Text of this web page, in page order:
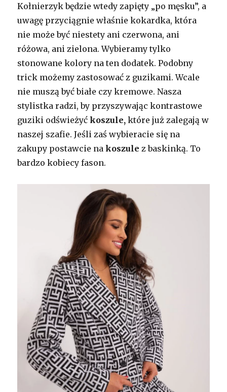
Kołnierzyk będzie wtedy zapięty „po męsku”, a
uwagę przyciągnie właśnie kokardka, która
nie może być niestety ani czerwona, ani
różowa, ani zielona. Wybieramy tylko
stonowane kolory na ten dodatek. Podobny
trick możemy zastosować z guzikami. Wcale
nie muszą być białe czy kremowe. Nasza
stylistka radzi, by przyszywając kontrastowe
guziki odświeżyćkoszule, które już zalegają w
naszej szafie. Jeśli zaś wybieracie się na
zakupy postawcie nakoszule z baskinką. To
bardzo kobiecy fason.